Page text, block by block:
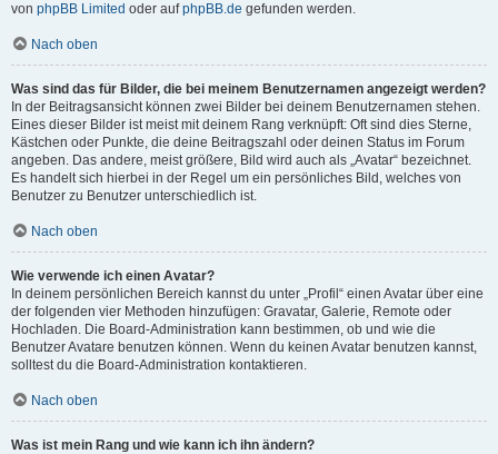
von phpBB Limited oder aufphpBB.de gefunden werden.
Nach oben
Was sind das für Bilder, die bei meinem Benutzernamen angezeigt werden?
In der Beitragsansicht können zwei Bilder bei deinem Benutzernamen stehen.
Eines dieser Bilder ist meist mit deinem Rang verknüpft: Oft sind dies Sterne,
Kästchen oder Punkte, die deine Beitragszahl oder deinen Status im Forum
angeben. Das andere, meist größere, Bild wird auch als „Avatar“ bezeichnet.
Es handelt sich hierbei in der Regel um ein persönliches Bild, welches von
Benutzer zu Benutzer unterschiedlich ist.
Nach oben
Wie verwende ich einen Avatar?
In deinem persönlichen Bereich kannst du unter „Profil“ einen Avatar über eine
der folgenden vier Methoden hinzufügen: Gravatar, Galerie, Remote oder
Hochladen. Die Board-Administration kann bestimmen, ob und wie die
Benutzer Avatare benutzen können. Wenn du keinen Avatar benutzen kannst,
solltest du die Board-Administration kontaktieren.
Nach oben
Was ist mein Rang und wie kann ich ihn ändern?